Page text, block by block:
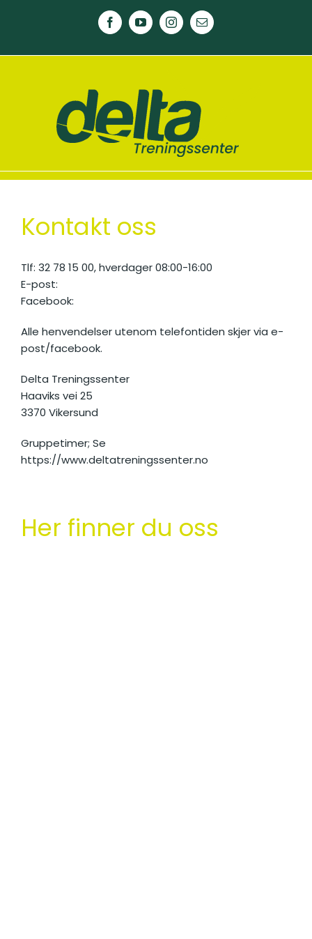
FacebookYouTubeInstagram
E-
post
Kontakt oss
Tlf: 32 78 15 00, hverdager 08:00-16:00
E-post:
Facebook:
Alle henvendelser utenom telefontiden skjer via e-
post/facebook.
Delta Treningssenter
Haaviks vei 25
3370 Vikersund
Gruppetimer; Se
https://www.deltatreningssenter.no
Her finner du oss